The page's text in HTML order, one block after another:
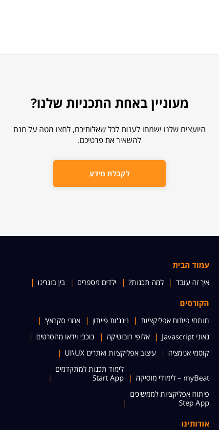
מעוניין באחת התכניות שלנו?
היועצים שלנו ישמחו לענות לכל שאלותיכם, לחצו מטה על מנת
להשאיר את פרטיכם.
לקבלת מידע
עמוד הבית
איך זה עובד למה תכנות? ילדים מספרים בין בוגרינו
הקורסים
תותחי פיתוח אפליקציות נינג'ות פייתון
אמני סקראץ'
גאוני Javascript
אלופי רובוטיקה
כוכבי וידאו מהסרטים
קוסמי אנימציה
עיצוב אפליקציות ואתרים UI\UX
myBeat – לימודי מוסיקה
לימוד תכנות למתקדמים
Start App
פיתוח אפליקציות לממשיכים
Step App
אודותינו